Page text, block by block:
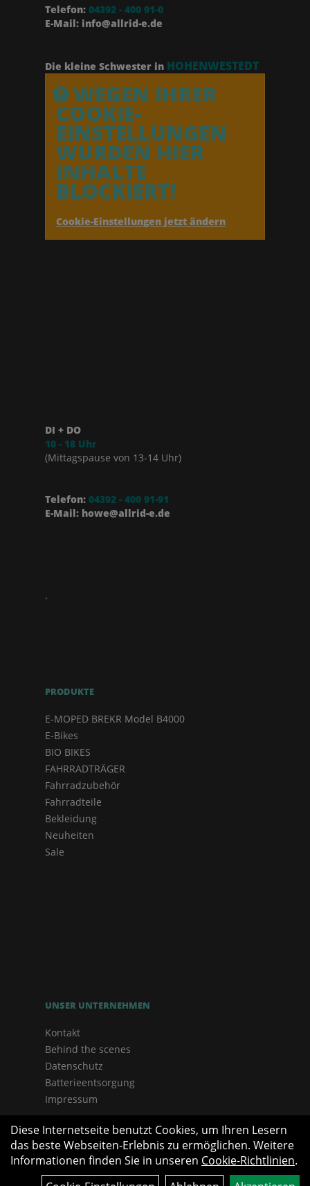
Telefon: 04392 - 400 91-0
E-Mail: info@allrid-e.de
Die kleine Schwester in HOHENWESTEDT
WEGEN IHRER
COOKIE-
EINSTELLUNGEN
WURDEN HIER
INHALTE
BLOCKIERT!
Cookie-Einstellungen jetzt ändern
DI + DO
10 - 18 Uhr
(Mittagspause von 13-14 Uhr)
Telefon: 04392 - 400 91-91
E-Mail: howe@allrid-e.de
.
PRODUKTE
E-MOPED BREKR Model B4000
E-Bikes
BIO BIKES
FAHRRADTRÄGER
Fahrradzubehör
Fahrradteile
Bekleidung
Neuheiten
Sale
UNSER UNTERNEHMEN
Kontakt
Behind the scenes
Datenschutz
Batterieentsorgung
Impressum
Diese Internetseite benutzt Cookies, um Ihren Lesern
das beste Webseiten-Erlebnis zu ermöglichen. Weitere
Informationen finden Sie in unseren Cookie-Richtlinien.